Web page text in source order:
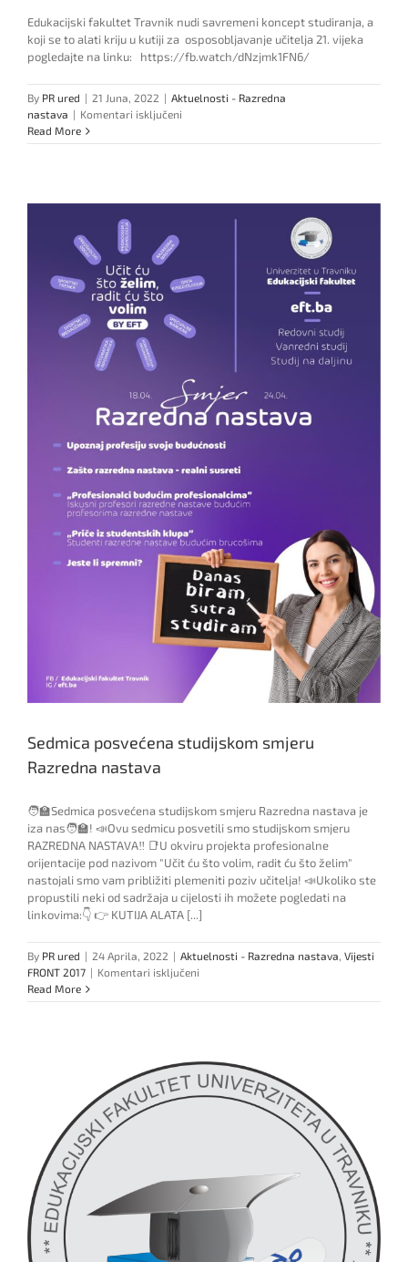
Edukacijski fakultet Travnik nudi savremeni koncept studiranja, a
koji se to alati kriju u kutiji za osposobljavanje učitelja 21. vijeka
pogledajte na linku: https://fb.watch/dNzjmk1FN6/
By PR ured | 21 Juna, 2022 | Aktuelnosti - Razredna
nastava | Komentari isključeni
alata
Read More
Sedmica posvećena studijskom smjeru
Razredna nastava
🧑‍🏫Sedmica posvećena studijskom smjeru Razredna nastava je
iza nas🧑‍🏫! 📣Ovu sedmicu posvetili smo studijskom smjeru
RAZREDNA NASTAVA‼️ 📑U okviru projekta profesionalne
orijentacije pod nazivom "Učit ću što volim, radit ću što želim"
nastojali smo vam približiti plemeniti poziv učitelja! 📣Ukoliko ste
propustili neki od sadržaja u cijelosti ih možete pogledati na
linkovima:👇 👉 KUTIJA ALATA [...]
By PR ured | 24 Aprila, 2022 | Aktuelnosti - Razredna nastava, Vijesti
FRONT 2017 | Komentari isključeni
posvećena
nastava
Read More